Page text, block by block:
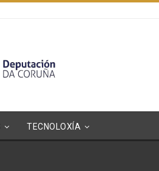
TECNOLOXÍA